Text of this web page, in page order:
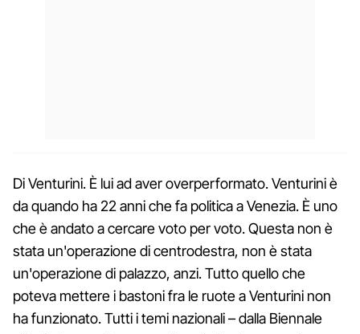
Di Venturini. È lui ad aver overperformato. Venturini è
da quando ha 22 anni che fa politica a Venezia. È uno
che è andato a cercare voto per voto. Questa non è
stata un'operazione di centrodestra, non è stata
un'operazione di palazzo, anzi. Tutto quello che
poteva mettere i bastoni fra le ruote a Venturini non
ha funzionato. Tutti i temi nazionali – dalla Biennale